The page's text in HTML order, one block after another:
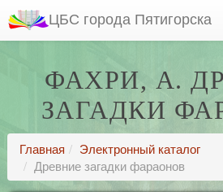
ЦБС города Пятигорска
ФАХРИ, А.
ЗАГАДКИ
Главная
Электронный каталог
Древние загадки фараонов